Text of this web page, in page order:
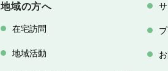
地域の方へ
在宅訪問
地域活動